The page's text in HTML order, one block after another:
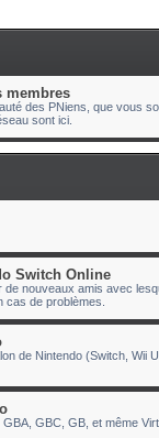
membres
des PNiens, que vous
sont ici.
Switch Online
nouveaux amis avec
cas de problèmes.
de Nintendo (Switch, Wii
GBC, GB, et même